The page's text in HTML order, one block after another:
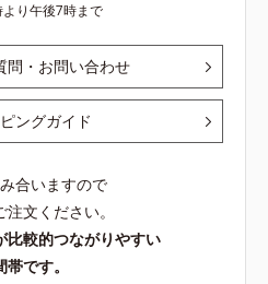
り午後7時まで
問・お問い合わせ
ングガイド
合いますので
文ください。
比較的つながりやすい
帯です。